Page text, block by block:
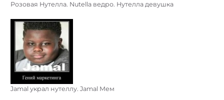
Розовая Нутелла. Nutella ведро. Нутелла девушка
Jamal украл нутеллу. Jamal Мем